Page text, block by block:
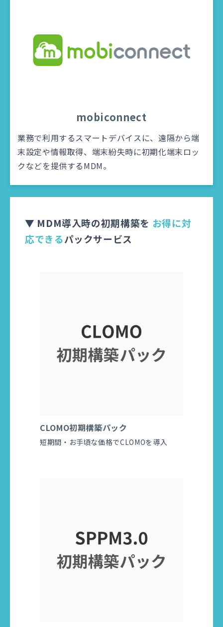
mobiconnect
業務で利用するスマートデバイスに、遠隔から端
末設定や情報取得、端末紛失時に初期化端末ロッ
クなどを提供するMDM。
▼ MDM導入時の初期構築を お得に対
応できるパックサービス
CLOMO初期構築パック
短期間・お手頃な価格でCLOMOを導入